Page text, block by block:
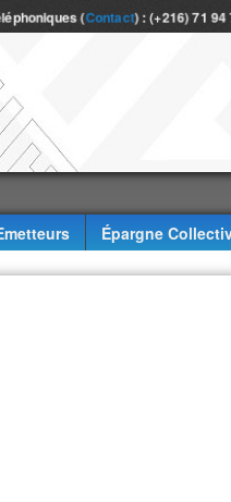
(Contact) : (+216) 71
Épargne